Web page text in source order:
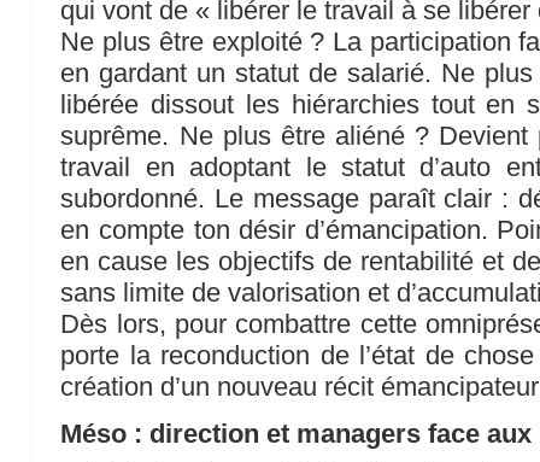
qui vont de « libérer le travail à se libérer
Ne plus être exploité ? La participation
en gardant un statut de salarié. Ne plus
libérée dissout les hiérarchies tout en
suprême. Ne plus être aliéné ?
travail en adoptant le statut d’auto
subordonné. Le message paraît clair :
en compte ton désir d’émancipation.
en cause les objectifs de rentabilité et
sans limite de valorisation et
Dès lors, pour combattre cette
porte la reconduction de l’état de
création d’un nouveau récit
Méso : direction et managers face